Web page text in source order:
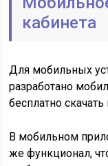
кабинета
Для мобильных
разработано
бесплатно
В мобильном
же функционал,